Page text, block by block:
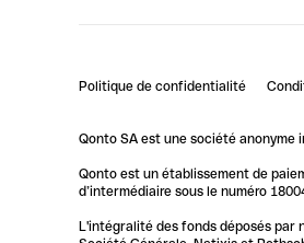
Politique de confidentialité
Qonto SA est une société anonyme
Qonto est un établissement de
d’intermédiaire sous le numéro
L'intégralité des fonds déposés par